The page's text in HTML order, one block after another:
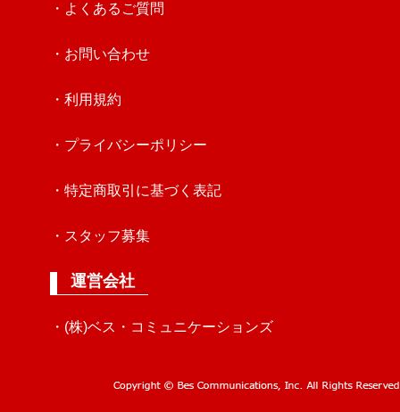
・よくあるご質問
・お問い合わせ
・利用規約
・プライバシーポリシー
・特定商取引に基づく表記
・スタッフ募集
運営会社
・(株)ベス・コミュニケーションズ